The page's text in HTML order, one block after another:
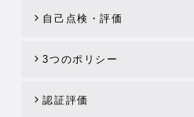
自己点検・評価
3つのポリシー
認証評価